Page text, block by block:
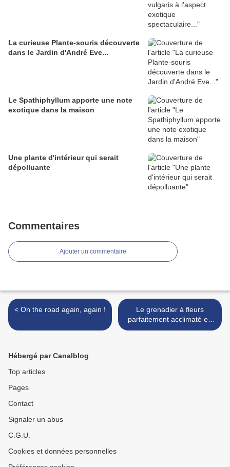
La curieuse Plante-souris découverte
dans le Jardin d'André Eve...
Le Spathiphyllum apporte une note
exotique dans la maison
Une plante d'intérieur qui serait
dépolluante
Commentaires
Ajouter un commentaire
< On the road again, again !
Le grenadier à fleurs
parfaitement acclimaté en
Corse >
Hébergé par Canalblog
Top articles
Pages
Contact
Signaler un abus
C.G.U.
Cookies et données personnelles